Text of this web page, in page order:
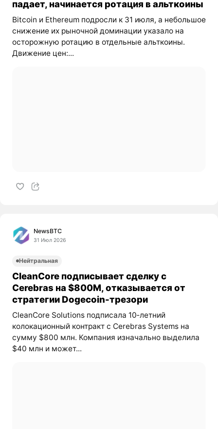
падает, начинается ротация в альткоины
Bitcoin и Ethereum подросли к 31 июля, а небольшое
снижение их рыночной доминации указало на
осторожную ротацию в отдельные альткоины.
Движение цен:...
NewsBTC
31 Июл 2026
Нейтральная
CleanCore подписывает сделку с
Cerebras на $800M, отказывается от
стратегии Dogecoin-трезори
CleanCore Solutions подписала 10‑летний
колокационный контракт с Cerebras Systems на
сумму $800 млн. Компания изначально выделила
$40 млн и может...